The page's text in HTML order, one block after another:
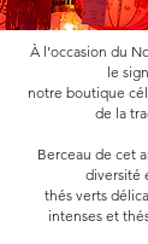
À l’occasion du
le
notre boutique
de la
Berceau de cet
diversité
thés verts
intenses et